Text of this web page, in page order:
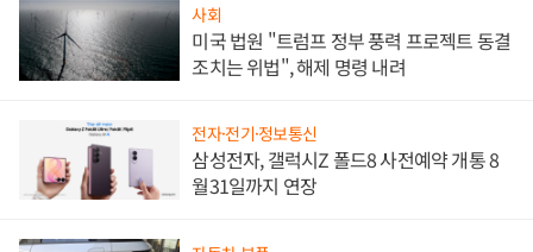
사회
미국 법원 "트럼프 정부 풍력 프로젝트 동결
조치는 위법", 해제 명령 내려
전자·전기·정보통신
삼성전자, 갤럭시Z 폴드8 사전예약 개통 8
월31일까지 연장